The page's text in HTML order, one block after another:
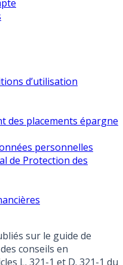
d’utilisation
des placements épargne
personnelles
de Protection des
sur le guide de
conseils en
L. 321-1 et D. 321-1 du